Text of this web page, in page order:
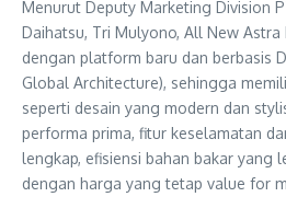
Menurut Deputy Marketing Division
Daihatsu, Tri Mulyono, All New
dengan platform baru dan berbasis
Global Architecture), sehingga
seperti desain yang modern dan
performa prima, fitur keselamatan
lengkap, efisiensi bahan bakar yang
dengan harga yang tetap value for